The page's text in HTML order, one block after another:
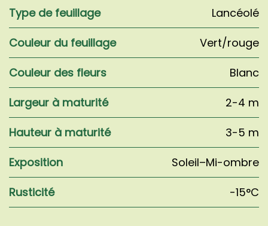
Type de feuillage
Lancéolé
Couleur du feuillage
Vert/rouge
Couleur des fleurs
Blanc
Largeur à maturité
2-4 m
Hauteur à maturité
3-5 m
Exposition
Soleil–Mi-ombre
Rusticité
-15°C